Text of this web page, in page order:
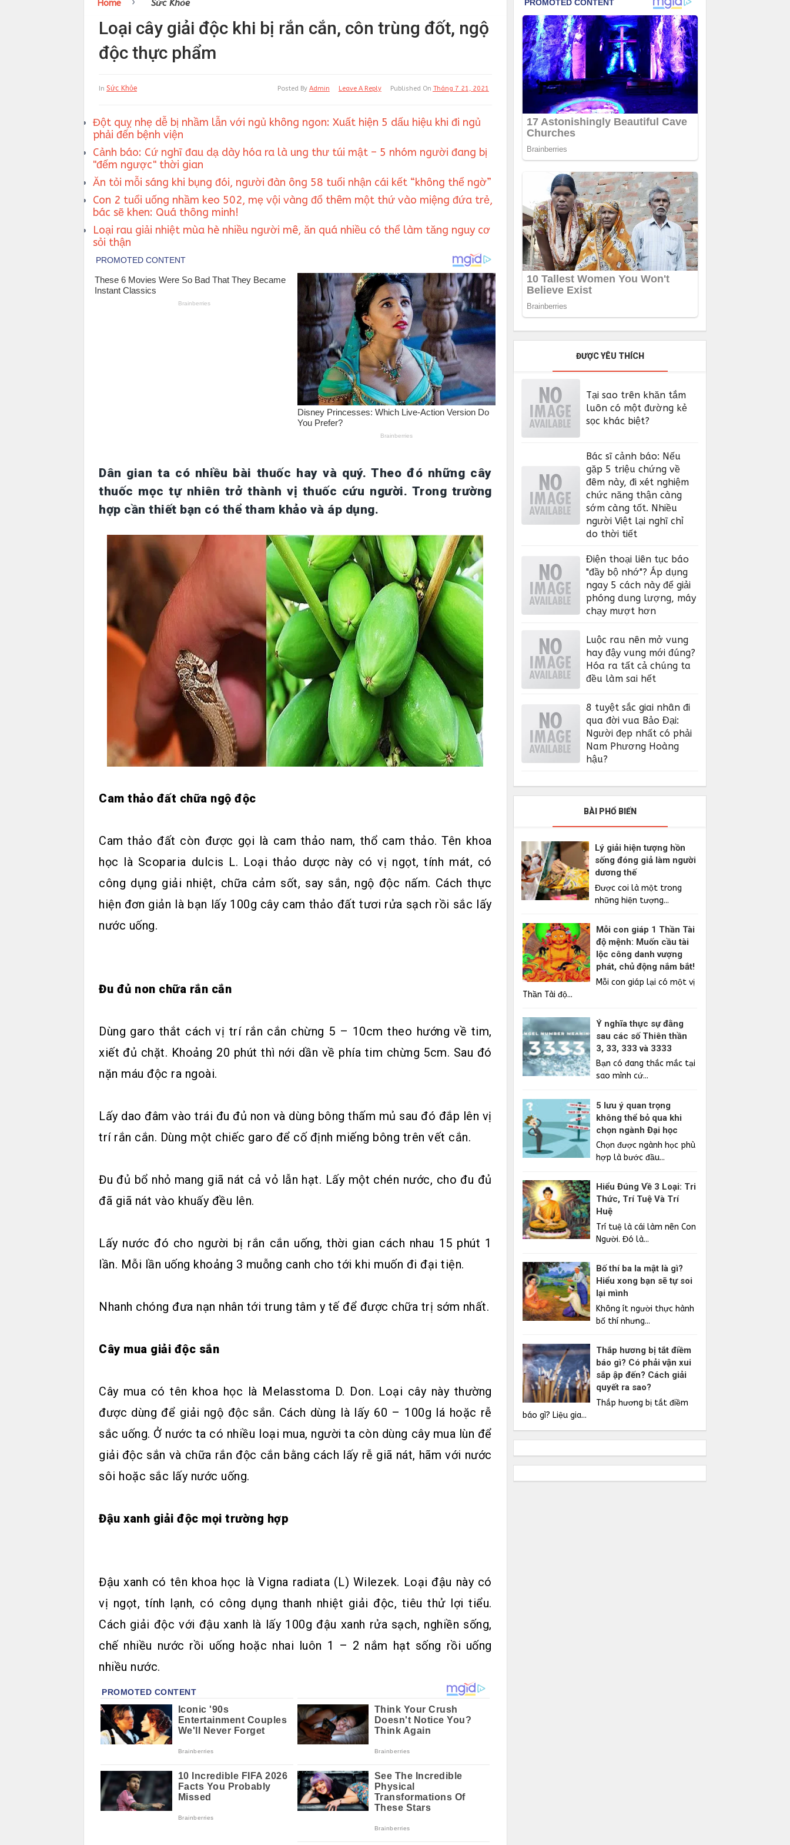
Home Sức Khỏe
Loại cây giải độc khi bị rắn cắn, côn trùng đốt, ngộ
độc thực phẩm
In Sức Khỏe Published On Tháng 7 21, 2021
Leave A Reply
Posted By Admin
Đột quỵ nhẹ dễ bị nhầm lẫn với ngủ không ngon: Xuất hiện 5 dấu hiệu khi đi ngủ
phải đến bệnh viện
Cảnh báo: Cứ nghĩ đau dạ dày hóa ra là ung thư túi mật – 5 nhóm người đang bị
"đếm ngược" thời gian
Ăn tỏi mỗi sáng khi bụng đói, người đàn ông 58 tuổi nhận cái kết “không thể ngờ”
Con 2 tuổi uống nhầm keo 502, mẹ vội vàng đổ thêm một thứ vào miệng đứa trẻ,
bác sẽ khen: Quá thông minh!
Loại rau giải nhiệt mùa hè nhiều người mê, ăn quá nhiều có thể làm tăng nguy cơ
sỏi thận
Dân gian ta có nhiều bài thuốc hay và quý. Theo đó những cây
thuốc mọc tự nhiên trở thành vị thuốc cứu người. Trong trường
hợp cần thiết bạn có thể tham khảo và áp dụng.
Cam thảo đất chữa ngộ độc
Cam thảo đất còn được gọi là cam thảo nam, thổ cam thảo. Tên khoa
học là Scoparia dulcis L. Loại thảo dược này có vị ngọt, tính mát, có
công dụng giải nhiệt, chữa cảm sốt, say sắn, ngộ độc nấm. Cách thực
hiện đơn giản là bạn lấy 100g cây cam thảo đất tươi rửa sạch rồi sắc lấy
nước uống.
Đu đủ non chữa rắn cắn
Dùng garo thắt cách vị trí rắn cắn chừng 5 – 10cm theo hướng về tim,
xiết đủ chặt. Khoảng 20 phút thì nới dần về phía tim chừng 5cm. Sau đó
nặn máu độc ra ngoài.
Lấy dao đâm vào trái đu đủ non và dùng bông thấm mủ sau đó đắp lên vị
trí rắn cắn. Dùng một chiếc garo để cố định miếng bông trên vết cắn.
Đu đủ bổ nhỏ mang giã nát cả vỏ lẫn hạt. Lấy một chén nước, cho đu đủ
đã giã nát vào khuấy đều lên.
Lấy nước đó cho người bị rắn cắn uống, thời gian cách nhau 15 phút 1
lần. Mỗi lần uống khoảng 3 muỗng canh cho tới khi muốn đi đại tiện.
Nhanh chóng đưa nạn nhân tới trung tâm y tế để được chữa trị sớm nhất.
Cây mua giải độc sắn
Cây mua có tên khoa học là Melasstoma D. Don. Loại cây này thường
được dùng để giải ngộ độc sắn. Cách dùng là lấy 60 – 100g lá hoặc rễ
sắc uống. Ở nước ta có nhiều loại mua, người ta còn dùng cây mua lùn để
giải độc sắn và chữa rắn độc cắn bằng cách lấy rễ giã nát, hãm với nước
sôi hoặc sắc lấy nước uống.
Đậu xanh giải độc mọi trường hợp
Đậu xanh có tên khoa học là Vigna radiata (L) Wilezek. Loại đậu này có
vị ngọt, tính lạnh, có công dụng thanh nhiệt giải độc, tiêu thử lợi tiểu.
Cách giải độc với đậu xanh là lấy 100g đậu xanh rửa sạch, nghiền sống,
chế nhiều nước rồi uống hoặc nhai luôn 1 – 2 nắm hạt sống rồi uống
nhiều nước.
ĐƯỢC YÊU THÍCH
Tại sao trên khăn tắm
luôn có một đường kẻ
sọc khác biệt?
Bác sĩ cảnh báo: Nếu
gặp 5 triệu chứng về
đêm này, đi xét nghiệm
chức năng thận càng
sớm càng tốt. Nhiều
người Việt lại nghĩ chỉ
do thời tiết
Điện thoại liên tục báo
"đầy bộ nhớ"? Áp dụng
ngay 5 cách này để giải
phóng dung lượng, máy
chạy mượt hơn
Luộc rau nên mở vung
hay đậy vung mới đúng?
Hóa ra tất cả chúng ta
đều làm sai hết
8 tuyệt sắc giai nhân đi
qua đời vua Bảo Đại:
Người đẹp nhất có phải
Nam Phương Hoàng
hậu?
BÀI PHỔ BIẾN
Lý giải hiện tượng hồn
sống đóng giả làm người
dương thế
Được coi là một trong
những hiện tượng...
Mỗi con giáp 1 Thần Tài
độ mệnh: Muốn cầu tài
lộc công danh vượng
phát, chủ động nắm bắt!
Mỗi con giáp lại có một vị
Thần Tài độ...
Ý nghĩa thực sự đằng
sau các số Thiên thần
3, 33, 333 và 3333
Bạn có đang thắc mắc tại
sao mình cứ...
5 lưu ý quan trọng
không thể bỏ qua khi
chọn ngành Đại học
Chọn được ngành học phù
hợp là bước đầu...
Hiểu Đúng Về 3 Loại: Tri
Thức, Trí Tuệ Và Trí
Huệ
Trí tuệ là cái làm nên Con
Người. Đó là...
Bố thí ba la mật là gì?
Hiểu xong bạn sẽ tự soi
lại mình
Không ít người thực hành
bố thí nhưng...
Thắp hương bị tắt điềm
báo gì? Có phải vận xui
sắp ập đến? Cách giải
quyết ra sao?
Thắp hương bị tắt điềm
báo gì? Liệu gia...